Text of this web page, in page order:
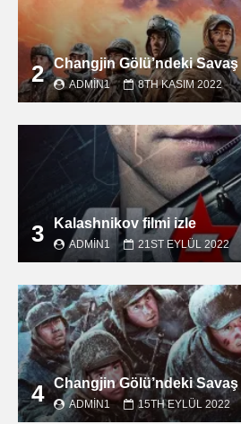
2 ADMIN1 8TH KASIM 2022
3 Kalashnikov filmi izle
ADMIN1 21ST EYLÜL 2022
4 Changjin Gölü’ndeki
ADMIN1 15TH EYLÜL 2022